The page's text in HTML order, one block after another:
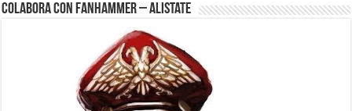
Colabora con FanHammer – Alistate